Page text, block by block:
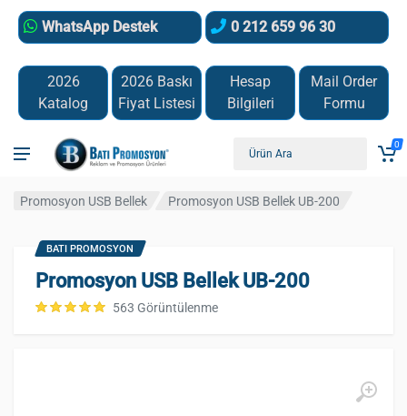
WhatsApp Destek 0 212 659 96 30
2026
Katalog
2026 Baskı
Fiyat Listesi
Hesap
Bilgileri
Mail Order
Formu
0
Promosyon USB Bellek Promosyon USB Bellek UB-200
Promosyon USB Bellek UB-200
563 Görüntülenme
BATI PROMOSYON